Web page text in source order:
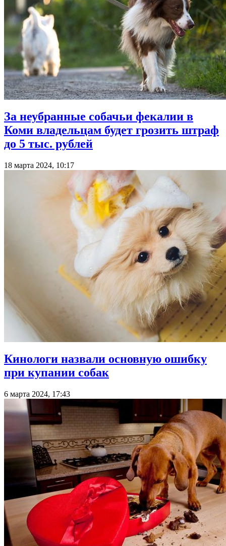
За неубранные собачьи фекалии в
Коми владельцам будет грозить штраф
до 5 тыс. рублей
18 марта 2024, 10:17
Кинологи назвали основную ошибку
при купании собак
6 марта 2024, 17:43